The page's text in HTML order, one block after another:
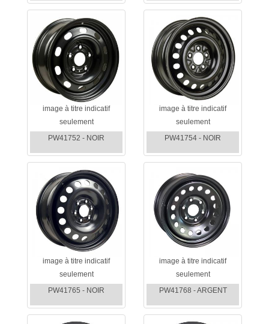
image à titre indicatif
seulement
PW41752 - NOIR
image à titre indicatif
seulement
PW41754 - NOIR
image à titre indicatif
seulement
PW41765 - NOIR
image à titre indicatif
seulement
PW41768 - ARGENT